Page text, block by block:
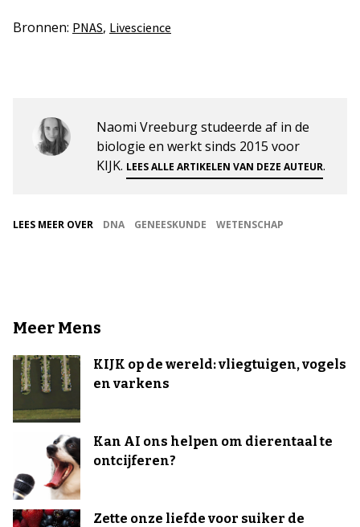
Bronnen: PNAS, Livescience
Naomi Vreeburg studeerde af in de
biologie en werkt sinds 2015 voor
KIJK. LEES ALLE ARTIKELEN VAN DEZE AUTEUR.
LEES MEER OVER DNA GENEESKUNDE WETENSCHAP
Meer Mens
KIJK op de wereld: vliegtuigen, vogels
en varkens
Kan AI ons helpen om dierentaal te
ontcijferen?
Zette onze liefde voor suiker de